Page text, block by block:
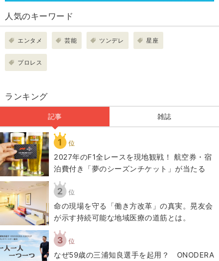
人気のキーワード
エンタメ 芸能 ツンデレ 星座
プロレス
ランキング
記事 雑誌
1 位
2027年のF1全レースを現地観戦！ 航空券・宿
泊費付き「夢のシーズンチケット」が当たる
2 位
​命の現場を守る「働き方改革」の真実。晃友会
が示す持続可能な地域医療の道筋とは。
3 位
なぜ59歳の三浦知良選手を起用？ ONODERA